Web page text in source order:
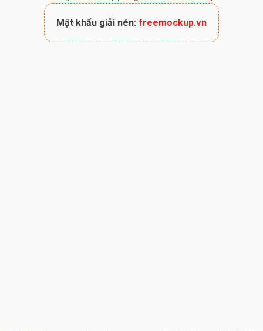
Mật khẩu giải nén: freemockup.vn